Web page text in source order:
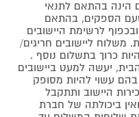
הינה בהתאם לתנאי
הספקים, בהתאם
לרשימת היישובים
ליישובים חריגים/
כרוך בתשלום נוסף .
יעשה למעט ביישובים
בהם עשוי להיות מסופק
היישוב ותתקבל
ביכולתה של חברת